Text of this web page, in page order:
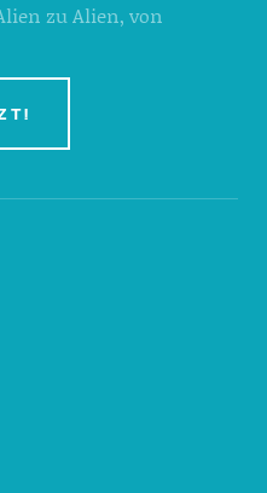
zu Alien, von